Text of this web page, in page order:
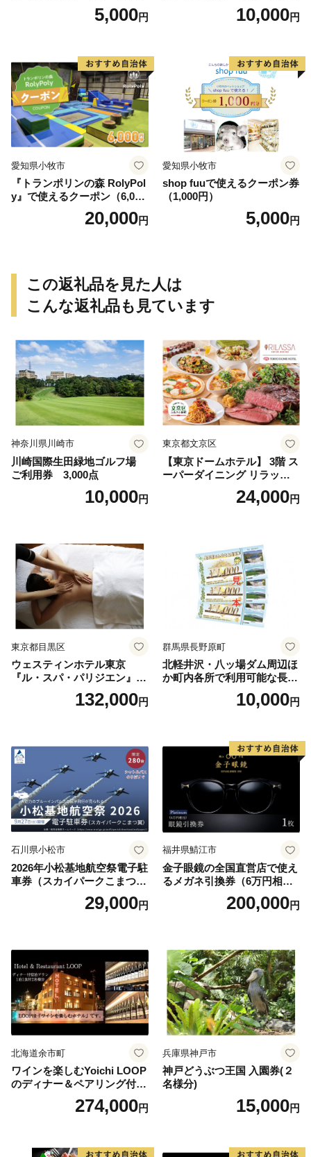
5,000円 10,000円
愛知県小牧市
『トランポリンの森 RolyPol
y』で使えるクーポン（6,000
20,000円
愛知県小牧市
shop fuuで使えるクーポン券
（1,000円）
5,000円
この返礼品を見た人は
こんな返礼品も見ています
神奈川県川崎市
川崎国際生田緑地ゴルフ場
ご利用券 3,000点
10,000円
東京都文京区
【東京ドームホテル】 3階 ス
ーパーダイニング リラッサ
ランチブッフェ お食事券 大
人1名様分 関東 東京 ご利用
24,000円
東京都目黒区
ウェスティンホテル東京
『ル・スパ・パリジエン』選
べるボディセラピー90分/1名
132,000円
群馬県長野原町
北軽井沢・八ッ場ダム周辺ほ
か町内各所で利用可能な長野
原町ふるさと感謝券（3,000
円分）【トラベル 観光 旅行
10,000円
石川県小松市
2026年小松基地航空祭電子駐
車券（スカイパークこまつ
翼） 駐車場 シャトルバスの
りばすぐ 石川県 小松市
29,000円
福井県鯖江市
金子眼鏡の全国直営店で使え
るメガネ引換券（6万円相
当） Platinum200,000円
北海道余市町
ワインを楽しむYoichi LOOP
のディナー＆ペアリング付宿
泊プラン＜デラックスツイン
274,000円
兵庫県神戸市
神戸どうぶつ王国 入園券(２
名様分)
15,000円